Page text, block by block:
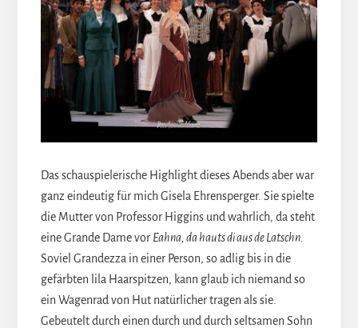
Das schauspielerische Highlight dieses Abends aber war
ganz eindeutig für mich Gisela Ehrensperger. Sie spielte
die Mutter von Professor Higgins und wahrlich, da steht
eine Grande Dame vor Eahna, da hauts di aus de Latschn.
Soviel Grandezza in einer Person, so adlig bis in die
gefärbten lila Haarspitzen, kann glaub ich niemand so
ein Wagenrad von Hut natürlicher tragen als sie.
Gebeutelt durch einen durch und durch seltsamen Sohn